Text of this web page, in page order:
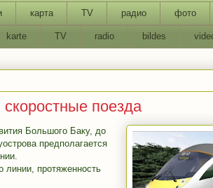
карта TV радио фото
karte TV radio bildes
поезда
Большого Баку, до
предполагается
линии, протяженность